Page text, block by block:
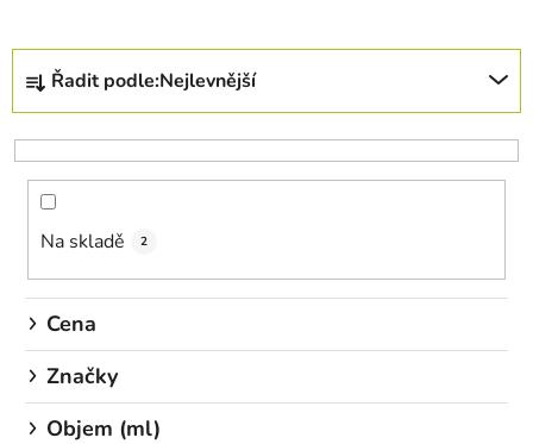
Ř
z
e
o
d
k
Řadit podle:Nejlevnější
Na skladě 2
Cena
Značky
Objem (ml)